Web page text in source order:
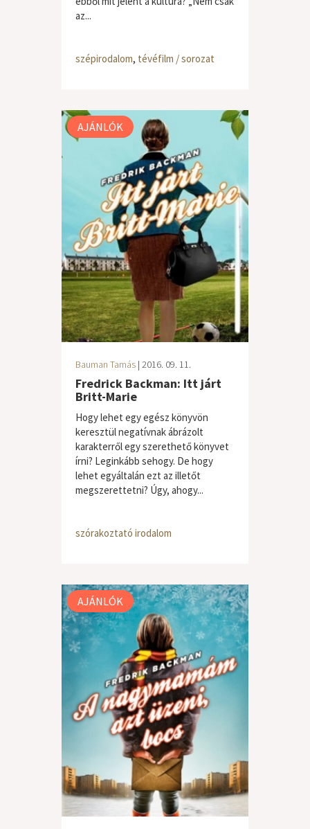
az...
szépirodalom, tévéfilm / sorozat
AJÁNLÓK
Bauman Tamás | 2016. 09. 11.
Fredrick Backman: Itt járt
Britt-Marie
Hogy lehet egy egész könyvön
keresztül negatívnak ábrázolt
karakterről egy szerethető könyvet
írni? Leginkább sehogy. De hogy
lehet egyáltalán ezt az illetőt
megszerettetni? Úgy, ahogy...
szórakoztató irodalom
AJÁNLÓK